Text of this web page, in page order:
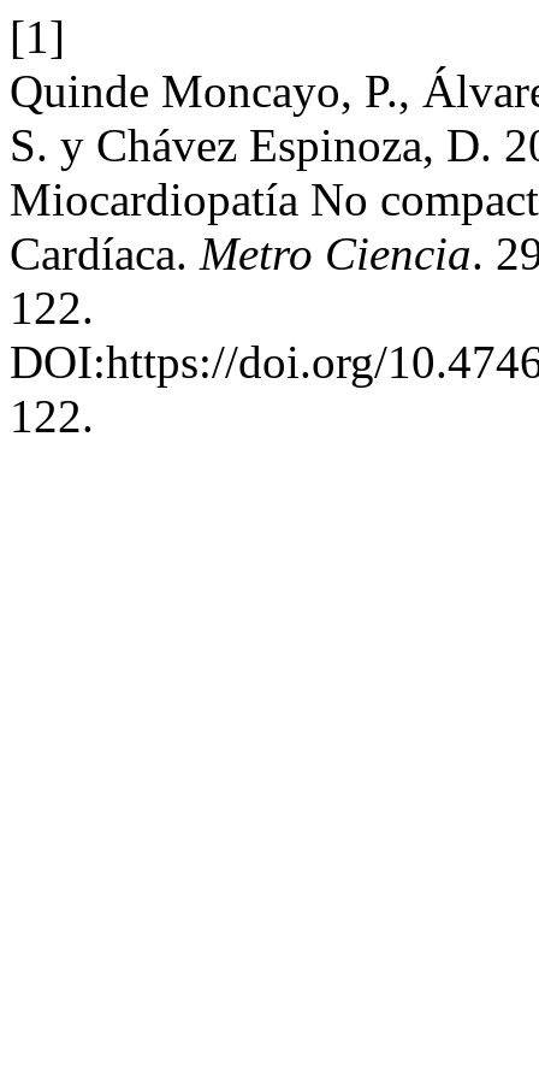
[1]
Quinde Moncayo, P.,
S. y Chávez Espinoza, D.
Miocardiopatía No
Cardíaca. Metro Ciencia.
122.
DOI:https://doi.org/
122.